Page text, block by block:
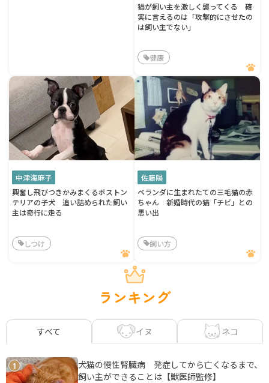
猫が飼い主を激しく襲ってくる 確
実に言えるのは「攻撃的にさせたの
は飼い主でない」
健康
中津海麻子
興奮し飛びつきかみまくるボストン
テリアの子犬 追い詰められた飼い
主は奇行に走る
しつけ
佐藤陽
ベランダに生まれたての三毛猫の赤
ちゃん 新婚時代の猫「チビ」との
思い出
飼い方
ランキング
すべて イヌ ネコ
1
犬猫の慢性腎臓病 発症してから亡くなるまで、
飼い主ができることは【獣医師監修】